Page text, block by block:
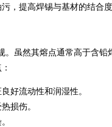
，提高焊锡与基材的结合
。虽然其熔点通常高于含
好流动性和润湿性。
损伤。